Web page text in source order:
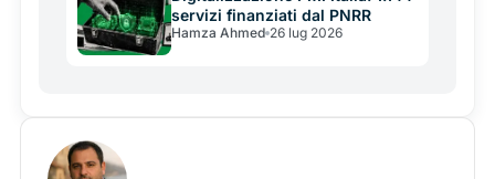
servizi finanziati dal PNRR
Hamza Ahmed 26 lug 2026